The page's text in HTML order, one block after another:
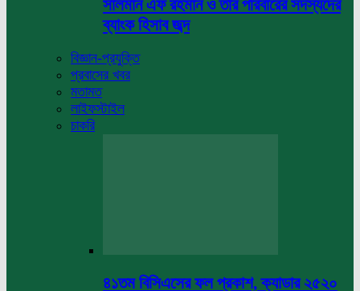
সালমান এফ রহমান ও তার পরিবারের সদস্যদের
ব্যাংক হিসাব জব্দ
বিজ্ঞান-প্রযুক্তি
প্রবাসের খবর
মতামত
লাইফস্টাইল
চাকরি
৪১তম বিসিএসের ফল প্রকাশ, ক্যাডার ২৫২০